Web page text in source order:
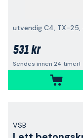
531 kr
Sendes innen 24 timer!
VSB